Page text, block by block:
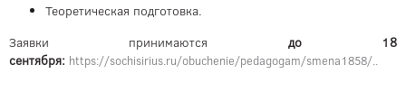
Теоретическая подготовка.
Заявки принимаются до 18
сентября: https://sochisirius.ru/obuchenie/pedagogam/smena1858/..